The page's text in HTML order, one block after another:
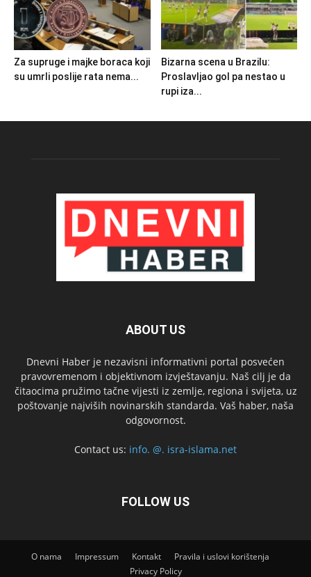
Za supruge i majke boraca koji
su umrli poslije rata nema...
Bizarna scena u Brazilu:
Proslavljao gol pa nestao u
rupi iza...
ABOUT US
Dnevni Haber je nezavisni informativni portal posvećen
pravovremenom i objektivnom izvještavanju. Naš cilj je da
čitaocima pružimo tačne vijesti iz zemlje, regiona i svijeta, uz
poštovanje najviših novinarskih standarda. Vaš haber, naša
odgovornost.
Contact us: info. @. isra-islama.net
FOLLOW US
O nama Impressum Kontakt
Pravila i uslovi korištenja
Privacy Policy